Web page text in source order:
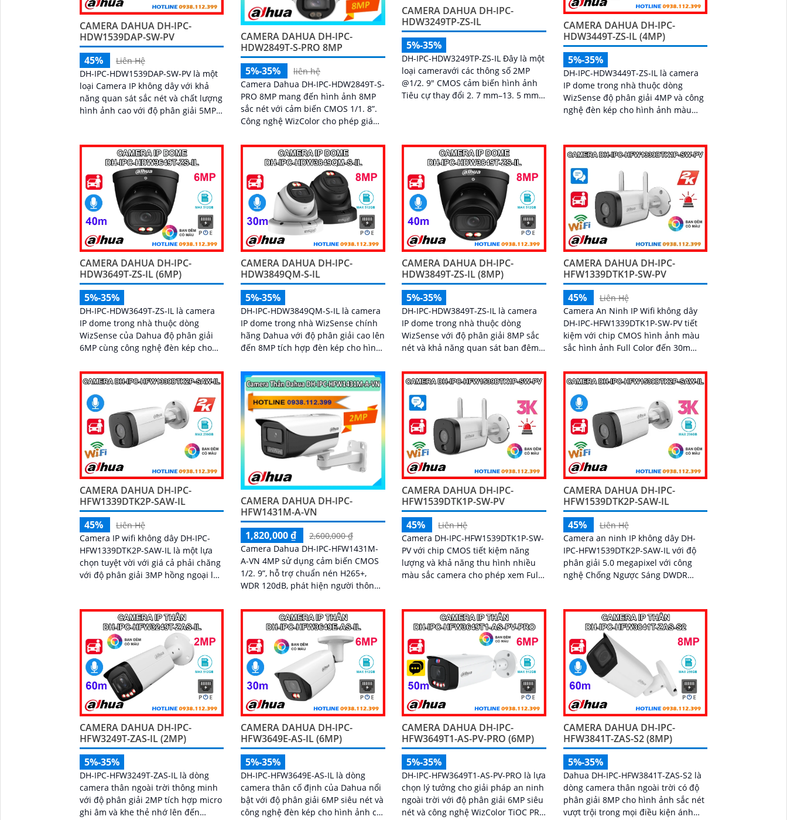
CAMERA DAHUA DH-IPC-
HDW1539DAP-SW-PV
45%
Liên Hệ
DH-IPC-HDW1539DAP-SW-PV là một
loại Camera IP không dây với khả
năng quan sát sắc nét và chất lượng
hình ảnh cao với độ phân giải 5MP
sát an toàn và hiệu quả cảnh báo
chủ động khi có phát hiện con người
phát hiện phương tiện
CAMERA DAHUA DH-IPC-
HDW2849T-S-PRO 8MP
5%-35%
liên hệ
Camera Dahua DH-IPC-HDW2849T-S-
PRO 8MP mang đến hình ảnh 8MP
sắc nét với cảm biến CMOS 1/1. 8”.
Công nghệ WizColor cho phép giám
chân thực
CAMERA DAHUA DH-IPC-
HDW3249TP-ZS-IL
5%-35%
DH-IPC-HDW3249TP-ZS-IL Đây là một
loại cameravới các thông số 2MP
@1/2. 9" CMOS cảm biến hình ảnh
Tiêu cự thay đổi 2. 7 mm–13. 5 mm
CAMERA DAHUA DH-IPC-
HDW3449T-ZS-IL (4MP)
5%-35%
DH-IPC-HDW3449T-ZS-IL là camera
IP dome trong nhà thuộc dòng
WizSense độ phân giải 4MP và công
nghệ đèn kép cho hình ảnh màu
cắm thẻ nhớ 512GB, hỗ trợ POE
cùng khả năng nhận diện chính xác
người và phương tiện, camera mang
đến giải pháp giám sát an ninh
thông minh, hiệu quả phù hợp lắp
đặt tại gia đình, văn phòng
CAMERA DAHUA DH-IPC-
HDW3649T-ZS-IL (6MP)
5%-35%
DH-IPC-HDW3649T-ZS-IL là camera
IP dome trong nhà thuộc dòng
WizSense của Dahua độ phân giải
6MP cùng công nghệ đèn kép cho
đêm tối đến 40m và hồng ngoại xa
50m. Camera tích hợp micro ghi âm,
khe cắm thẻ nhớ lên đến 512GB và
khả năng phát hiện chính xác người
và phương tiện, nâng cao hiệu quả
giám sát an ninh hỗ trợ PoE và giá
rẻ hiệu quả
CAMERA DAHUA DH-IPC-
HDW3849QM-S-IL
5%-35%
DH-IPC-HDW3849QM-S-IL là camera
IP dome trong nhà WizSense chính
hãng Dahua với độ phân giải cao lên
đến 8MP tích hợp đèn kép cho hình
hồng ngoại 30m, camera đảm bảo
ghi hình rõ nét trong mọi điều kiện
ánh sáng. Hỗ trợ khe thẻ nhớ lên
đến 512GB, tích hợp micro ghi âm,
chuẩn POE và khả năng nhận diện
chính xác người và phương tiện
giám sát an ninh tốt
CAMERA DAHUA DH-IPC-
HDW3849T-ZS-IL (8MP)
5%-35%
DH-IPC-HDW3849T-ZS-IL là camera
IP dome trong nhà thuộc dòng
WizSense với độ phân giải 8MP sắc
nét và khả năng quan sát ban đêm
minh. Tích hợp công nghệ AI,
camera phát hiện chính xác người
và phương tiện, kết hợp micro ghi
âm và khe thẻ nhớ hỗ trợ đến
512GB đảm bảo lưu trữ linh hoạt và
chi tiết, hỗ trợ PoE tiện lợi đây là giải
pháp giám sát an ninh hiệu quả
CAMERA DAHUA DH-IPC-
HFW1339DTK1P-SW-PV
45%
Liên Hệ
Camera An Ninh IP Wifi không dây
DH-IPC-HFW1339DTK1P-SW-PV tiết
kiệm với chip CMOS hình ảnh màu
sắc hình ảnh Full Color đến 30m
CAMERA DAHUA DH-IPC-
HFW1339DTK2P-SAW-IL
45%
Liên Hệ
Camera IP wifi không dây DH-IPC-
HFW1339DTK2P-SAW-IL là một lựa
chọn tuyệt vời với giá cả phải chăng
với độ phân giải 3MP hồng ngoại lên
mic ghi âm camera để giám sát và
bảo vệ tài sản của mình giá rẻ phù
hợp cho mọi gia đình.
CAMERA DAHUA DH-IPC-
HFW1431M-A-VN
1,820,000 ₫
2,600,000 ₫
Camera Dahua DH-IPC-HFW1431M-
A-VN 4MP sử dụng cảm biến CMOS
1/2. 9”, hỗ trợ chuẩn nén H265+,
WDR 120dB, phát hiện người thông
80m, chống nước...
CAMERA DAHUA DH-IPC-
HFW1539DTK1P-SW-PV
45%
Liên Hệ
Camera DH-IPC-HFW1539DTK1P-SW-
PV với chip CMOS tiết kiệm năng
lượng và khả năng thu hình nhiều
màu sắc camera cho phép xem Full
và loa đàm thoại 2 chiều
CAMERA DAHUA DH-IPC-
HFW1539DTK2P-SAW-IL
45%
Liên Hệ
Camera an ninh IP không dây DH-
IPC-HFW1539DTK2P-SAW-IL với độ
phân giải 5.0 megapixel với công
nghệ Chống Ngược Sáng DWDR
khoảng cách xa lên đến 30m hình
ảnh siêu nét
CAMERA DAHUA DH-IPC-
HFW3249T-ZAS-IL (2MP)
5%-35%
DH-IPC-HFW3249T-ZAS-IL là dòng
camera thân ngoài trời thông minh
với độ phân giải 2MP tích hợp micro
ghi âm và khe thẻ nhớ lên đến
CAMERA DAHUA DH-IPC-
HFW3649E-AS-IL (6MP)
5%-35%
DH-IPC-HFW3649E-AS-IL là dòng
camera thân cố định của Dahua nổi
bật với độ phân giải 6MP siêu nét và
công nghệ đèn kép cho hình ảnh có
CAMERA DAHUA DH-IPC-
HFW3649T1-AS-PV-PRO (6MP)
5%-35%
DH-IPC-HFW3649T1-AS-PV-PRO là lựa
chọn lý tưởng cho giải pháp an ninh
ngoài trời với độ phân giải 6MP siêu
nét và công nghệ WizColor TiOC PRO
CAMERA DAHUA DH-IPC-
HFW3841T-ZAS-S2 (8MP)
5%-35%
Dahua DH-IPC-HFW3841T-ZAS-S2 là
dòng camera thân ngoài trời có độ
phân giải 8MP cho hình ảnh sắc nét
vượt trội trong mọi điều kiện ánh